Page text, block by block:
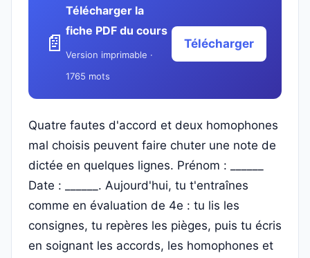
📄
Télécharger la
fiche PDF du cours
Version imprimable ·
1765 mots
Télécharger
Quatre fautes d'accord et deux homophones
mal choisis peuvent faire chuter une note de
dictée en quelques lignes. Prénom : ______
Date : ______. Aujourd'hui, tu t'entraînes
comme en évaluation de 4e : tu lis les
consignes, tu repères les pièges, puis tu écris
en soignant les accords, les homophones et